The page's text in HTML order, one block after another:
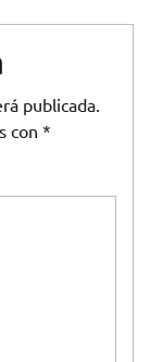
publicada.
con *